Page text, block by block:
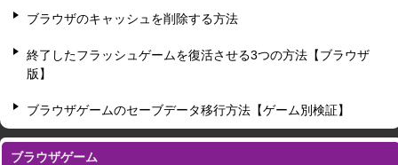
ブラウザのキャッシュを削除する方法
終了したフラッシュゲームを復活させる3つの方法【ブラウザ
版】
ブラウザゲームのセーブデータ移行方法【ゲーム別検証】
ブラウザゲーム